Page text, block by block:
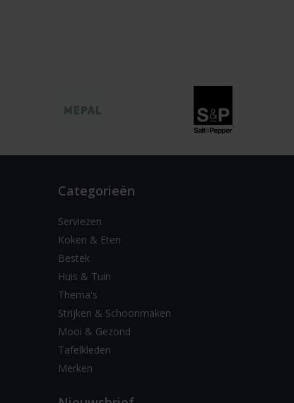
Categorieën
Serviezen
Koken & Eten
Bestek
Huis & Tuin
Thema's
Strijken & Schoonmaken
Mooi & Gezond
Tafelkleden
Merken